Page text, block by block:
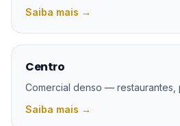
Saiba mais →
Centro
Comercial denso — restaurantes,
Saiba mais →